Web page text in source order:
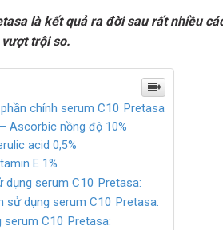
là kết quả ra đời sau rất nhiều
trội so.
chính serum C10 Pretasa
Ascorbic nồng độ 10%
acid 0,5%
E 1%
dụng serum C10 Pretasa:
sử dụng serum C10 Pretasa:
serum C10 Pretasa: